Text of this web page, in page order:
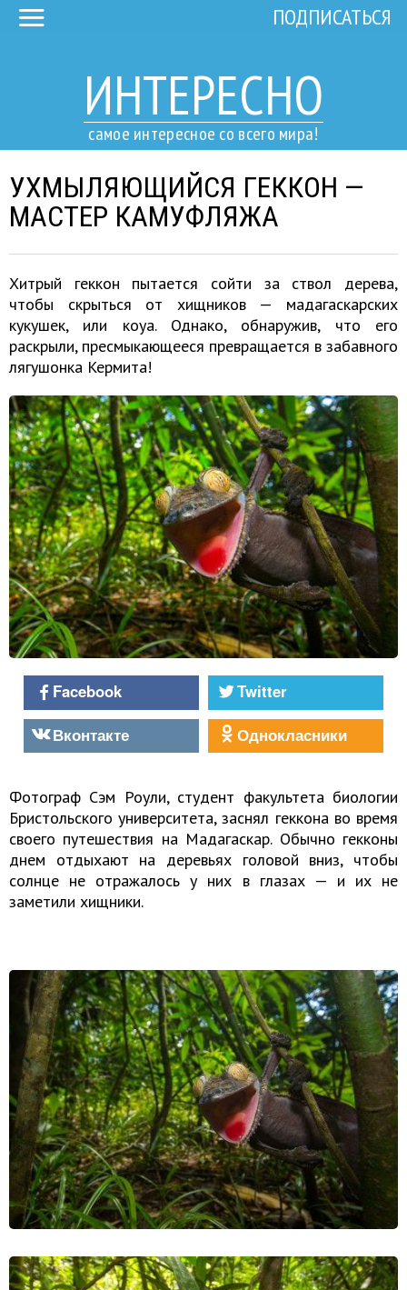
ИНТЕРЕСНО
самое интересное со всего мира!
ПОДПИСАТЬСЯ
УХМЫЛЯЮЩИЙСЯ ГЕККОН —
МАСТЕР КАМУФЛЯЖА
Хитрый геккон пытается сойти за ствол дерева,
чтобы скрыться от хищников — мадагаскарских
кукушек, или коуа. Однако, обнаружив, что его
раскрыли, пресмыкающееся превращается в забавного
лягушонка Кермита!
Facebook
Twitter
Вконтакте
Однокласники
Фотограф Сэм Роули, студент факультета биологии
Бристольского университета, заснял геккона во время
своего путешествия на Мадагаскар. Обычно гекконы
днем отдыхают на деревьях головой вниз, чтобы
солнце не отражалось у них в глазах — и их не
заметили хищники.